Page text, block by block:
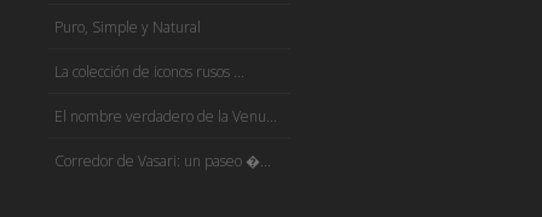
Puro, Simple y Natural
La colección de iconos rusos ...
El nombre verdadero de la Venu...
Corredor de Vasari: un paseo �...